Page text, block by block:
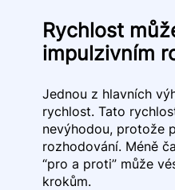
Rychlost
impulzivním
Jednou z hlavních
rychlost. Tato
nevýhodou, protože
rozhodování. Méně
“pro a proti” může
krokům.